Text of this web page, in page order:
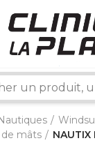
de mâts
NAUTIX
Je suis votre expert
puis-je vous aider